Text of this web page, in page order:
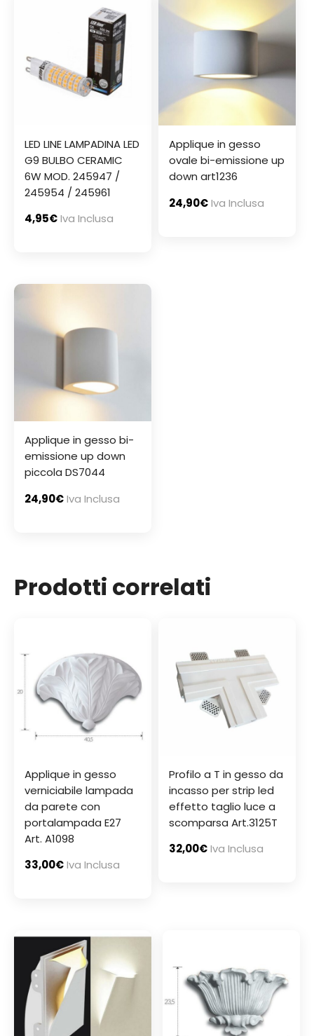
LED LINE LAMPADINA LED
G9 BULBO CERAMIC
6W MOD. 245947 /
245954 / 245961
4,95€Iva Inclusa
Applique in gesso
ovale bi-emissione up
down art1236
24,90€Iva Inclusa
Applique in gesso bi-
emissione up down
piccola DS7044
24,90€Iva Inclusa
Prodotti correlati
Applique in gesso
verniciabile lampada
da parete con
portalampada E27
Art. A1098
33,00€Iva Inclusa
Profilo a T in gesso da
incasso per strip led
effetto taglio luce a
scomparsa Art.3125T
32,00€Iva Inclusa